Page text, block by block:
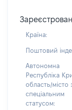
Країна:
Поштовий
Автономна
Республіка
область/місто
спеціальним
статусом: